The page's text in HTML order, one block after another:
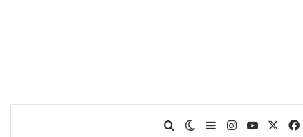
فيسبوك يوتيوبانستقرامإضافة عمود جانبي
الوضع المظلم
بحث عن